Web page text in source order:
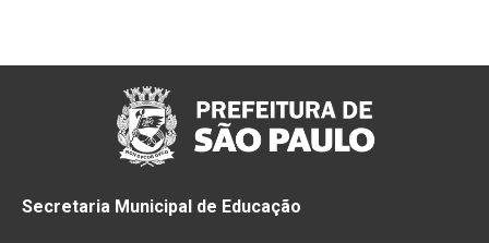
Secretaria Municipal de Educação